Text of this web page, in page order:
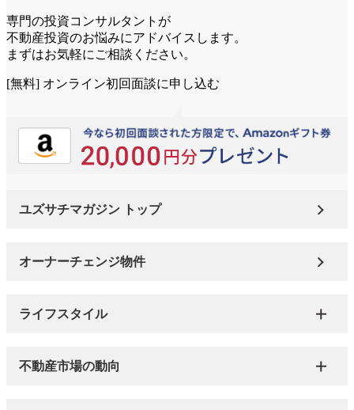
専門の投資コンサルタントが
不動産投資のお悩みにアドバイスします。
まずはお気軽にご相談ください。
[無料] オンライン初回面談に申し込む
ユズサチマガジン トップ
オーナーチェンジ物件
ライフスタイル
不動産市場の動向